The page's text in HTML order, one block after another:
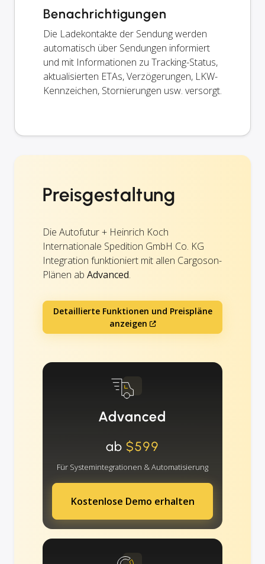
Benachrichtigungen
Die Ladekontakte der Sendung werden
automatisch über Sendungen informiert
und mit Informationen zu Tracking-Status,
aktualisierten ETAs, Verzögerungen, LKW-
Kennzeichen, Stornierungen usw. versorgt.
Preisgestaltung
Die Autofutur + Heinrich Koch
Internationale Spedition GmbH Co. KG
Integration funktioniert mit allen Cargoson-
Plänen ab Advanced.
Detaillierte Funktionen und Preispläne
anzeigen
Advanced
ab$599
Für Systemintegrationen & Automatisierung
Kostenlose Demo erhalten